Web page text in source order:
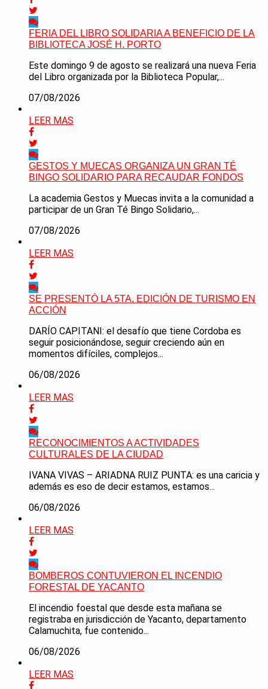
FERIA DEL LIBRO SOLIDARIA A BENEFICIO DE LA
BIBLIOTECA JOSÉ H. PORTO
Este domingo 9 de agosto se realizará una nueva Feria
del Libro organizada por la Biblioteca Popular,...
07/08/2026
LEER MAS
GESTOS Y MUECAS ORGANIZA UN GRAN TÉ
BINGO SOLIDARIO PARA RECAUDAR FONDOS
La academia Gestos y Muecas invita a la comunidad a
participar de un Gran Té Bingo Solidario,...
07/08/2026
LEER MAS
SE PRESENTÓ LA 5TA. EDICIÓN DE TURISMO EN
ACCIÓN
DARÍO CAPITANI: el desafío que tiene Cordoba es
seguir posicionándose, seguir creciendo aún en
momentos difíciles, complejos...
06/08/2026
LEER MAS
RECONOCIMIENTOS A ACTIVIDADES
CULTURALES DE LA CIUDAD
IVANA VIVAS – ARIADNA RUIZ PUNTA: es una caricia y
además es eso de decir estamos, estamos...
06/08/2026
LEER MAS
BOMBEROS CONTUVIERON EL INCENDIO
FORESTAL DE YACANTO
El incendio foestal que desde esta mañana se
registraba en jurisdicción de Yacanto, departamento
Calamuchita, fue contenido...
06/08/2026
LEER MAS